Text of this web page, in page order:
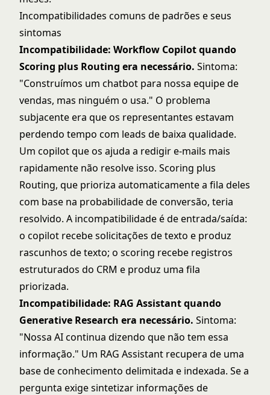
Incompatibilidades comuns de padrões e seus
sintomas
Incompatibilidade: Workflow Copilot quando
Scoring plus Routing era necessário. Sintoma:
"Construímos um chatbot para nossa equipe de
vendas, mas ninguém o usa." O problema
subjacente era que os representantes estavam
perdendo tempo com leads de baixa qualidade.
Um copilot que os ajuda a redigir e-mails mais
rapidamente não resolve isso. Scoring plus
Routing, que prioriza automaticamente a fila deles
com base na probabilidade de conversão, teria
resolvido. A incompatibilidade é de entrada/saída:
o copilot recebe solicitações de texto e produz
rascunhos de texto; o scoring recebe registros
estruturados do CRM e produz uma fila
priorizada.
Incompatibilidade: RAG Assistant quando
Generative Research era necessário. Sintoma:
"Nossa AI continua dizendo que não tem essa
informação." Um RAG Assistant recupera de uma
base de conhecimento delimitada e indexada. Se a
pergunta exige sintetizar informações de